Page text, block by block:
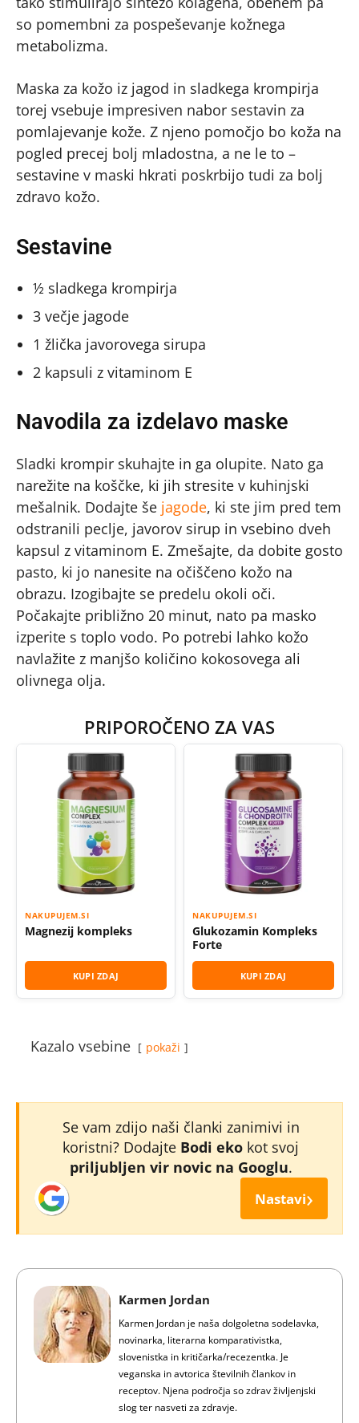
so pomembni za pospeševanje kožnega
metabolizma.
Maska za kožo iz jagod in sladkega krompirja
torej vsebuje impresiven nabor sestavin za
pomlajevanje kože. Z njeno pomočjo bo koža na
pogled precej bolj mladostna, a ne le to –
sestavine v maski hkrati poskrbijo tudi za bolj
zdravo kožo.
Sestavine
½ sladkega krompirja
3 večje jagode
1 žlička javorovega sirupa
2 kapsuli z vitaminom E
Navodila za izdelavo maske
Sladki krompir skuhajte in ga olupite. Nato ga
narežite na koščke, ki jih stresite v kuhinjski
mešalnik. Dodajte še jagode, ki ste jim pred tem
odstranili peclje, javorov sirup in vsebino dveh
kapsul z vitaminom E. Zmešajte, da dobite gosto
pasto, ki jo nanesite na očiščeno kožo na
obrazu. Izogibajte se predelu okoli oči.
Počakajte približno 20 minut, nato pa masko
izperite s toplo vodo. Po potrebi lahko kožo
navlažite z manjšo količino kokosovega ali
olivnega olja.
PRIPOROČENO ZA VAS
NAKUPUJEM.SI
Magnezij kompleks
KUPI ZDAJ
NAKUPUJEM.SI
Glukozamin Kompleks
Forte
KUPI ZDAJ
Kazalo vsebine pokaži
Se vam zdijo naši članki zanimivi in
koristni? Dodajte Bodi eko kot svoj
priljubljen vir novic na Googlu.
Nastavi›
Karmen Jordan
Karmen Jordan je naša dolgoletna sodelavka,
novinarka, literarna komparativistka,
slovenistka in kritičarka/recezentka. Je
veganska in avtorica številnih člankov in
receptov. Njena področja so zdrav življenjski
slog ter nasveti za zdravje.